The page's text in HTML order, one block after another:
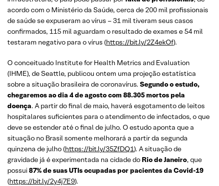
acordo com o Ministério da Saúde, cerca de 200 mil profissionais
de saúde se expuseram ao vírus – 31 mil tiveram seus casos
confirmados, 115 mil aguardam o resultado de exames e 54 mil
testaram negativo para o vírus (https://bit.ly/2Z4ekOf).
O conceituado Institute for Health Metrics and Evaluation
(IHME), de Seattle, publicou ontem uma projeção estatística
sobre a situação brasileira de coronavírus. Segundo o estudo,
chegaremos ao dia 4 de agosto com 88.305 mortos pela
doença. A partir do final de maio, haverá esgotamento de leitos
hospitalares suficientes para o atendimento de infectados, o que
deve se estender até o final de julho. O estudo aponta que a
situação no Brasil somente melhorará a partir da segunda
quinzena de julho (https://bit.ly/35ZfDQ1). A situação de
gravidade já é experimentada na cidade do Rio de Janeiro, que
possui87% de suasUTIsocupadas por pacientes da Covid-19
(https://bit.ly/2y4j7E9).